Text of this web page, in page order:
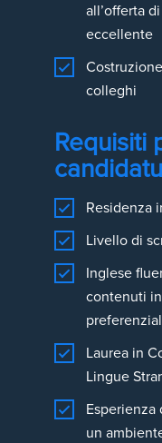
all’offerta
eccellente
colleghi
Requisiti
Residenza
Livello di
Inglese
contenuti
Laurea in
Lingue
Esperienza
un